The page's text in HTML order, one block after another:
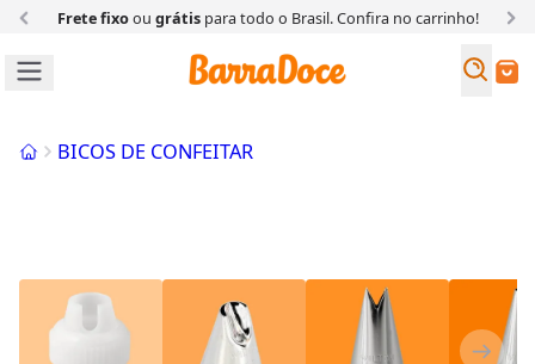
Frete fixoou grátispara todo o Brasil. Confira no carrinho!
Buscar
InícioBICOS DE CONFEITAR